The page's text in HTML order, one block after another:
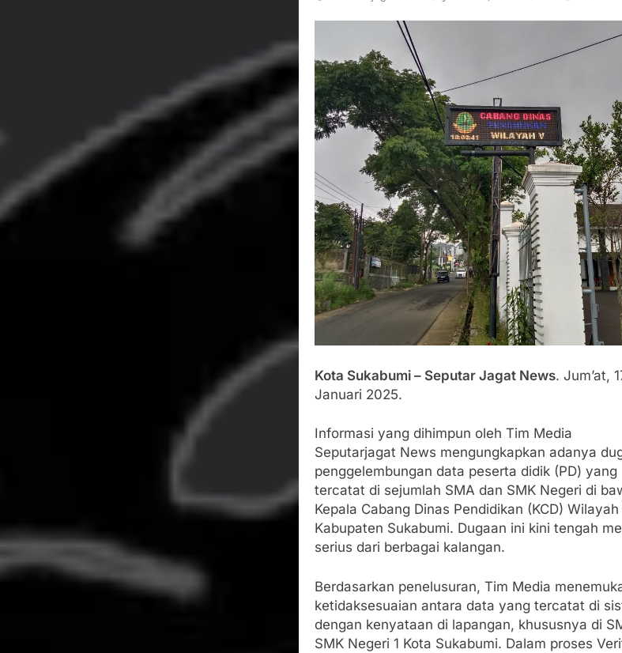
SMA Negeri Nyalindung Sukabumi Diduga Lakukan
Bertentangan dengan Edaran Disdik Jabar
Agustus 4, 2026
Ketua Umum FSP Maritim Indonesia Bantah Isu Mogok
Agustus 3, 2026
Menjalin Harmoni di Tanah Sukaresmi: Kala Mina Padi,
Agustus 3, 2026
Korban Tenggelam di Perairan Giligenting Ditemukan,
Agustus 3, 2026
Kota Sukabumi – Seputar Jagat News. Jum’at,
Januari 2025.
Informasi yang dihimpun oleh Tim Media
Seputarjagat News mengungkapkan adanya
penggelembungan data peserta didik (PD) yang
tercatat di sejumlah SMA dan SMK Negeri di
Kepala Cabang Dinas Pendidikan (KCD)
Kabupaten Sukabumi. Dugaan ini kini tengah
serius dari berbagai kalangan.
Berdasarkan penelusuran, Tim Media
ketidaksesuaian antara data yang tercatat di
dengan kenyataan di lapangan, khususnya di
SMK Negeri 1 Kota Sukabumi. Dalam proses